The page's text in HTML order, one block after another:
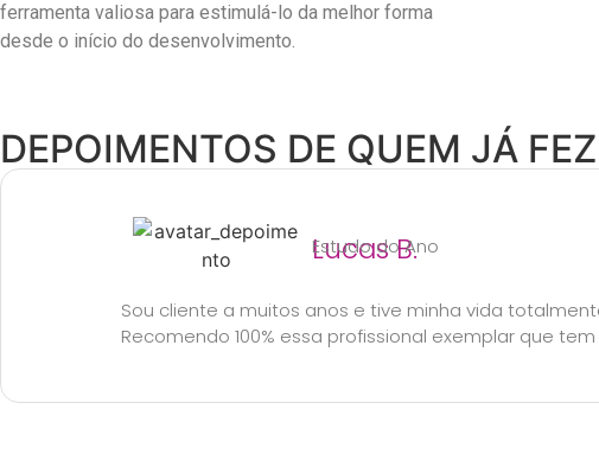
ferramenta valiosa para estimulá-lo da melhor forma
desde o início do desenvolvimento.
DEPOIMENTOS DE QUEM JÁ
Lucas B.
Estudo do Ano
Sou cliente a muitos anos e tive minha vida
Recomendo 100% essa profissional exemplar que